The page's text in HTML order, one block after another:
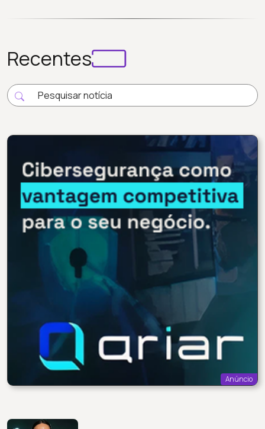
Recentes
Anúncio